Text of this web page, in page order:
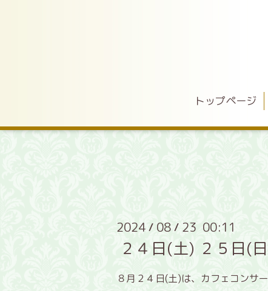
トップページ
2024 / 08 / 23 00:11
２４日(土) ２５日(
８月２４日(土)は、カフェコンサ